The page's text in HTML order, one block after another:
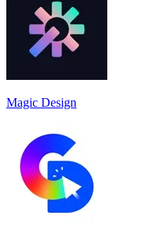
Magic Design